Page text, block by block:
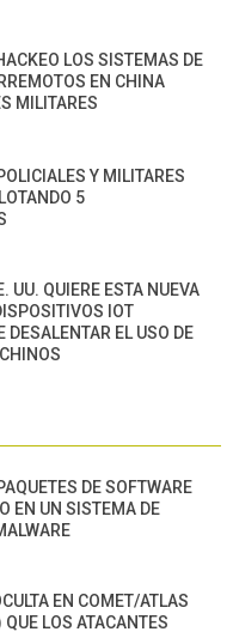
LOS SISTEMAS DE
EN CHINA
MILITARES
Y MILITARES
5
UU. QUIERE ESTA NUEVA
IOT
DESALENTAR EL USO DE
DE SOFTWARE
EN UN SISTEMA DE
EN COMET/ATLAS
LOS ATACANTES